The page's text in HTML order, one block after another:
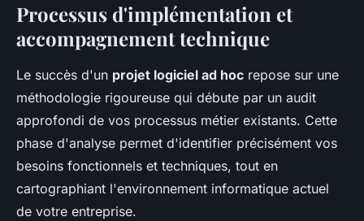
Processus d'implémentation et
accompagnement technique
Le succès d'un projet logiciel ad hoc repose sur une
méthodologie rigoureuse qui débute par un audit
approfondi de vos processus métier existants. Cette
phase d'analyse permet d'identifier précisément vos
besoins fonctionnels et techniques, tout en
cartographiant l'environnement informatique actuel
de votre entreprise.